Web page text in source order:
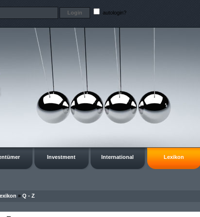
autologin?
Investment International Lexikon
» Q - Z